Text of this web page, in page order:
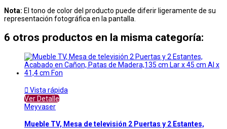
Nota: El tono de color del producto puede diferir ligeramente de su
representación fotográfica en la pantalla.
6 otros productos en la misma categoría:
 Vista rápida
Ver Detalle
Meyvaser
Mueble TV, Mesa de televisión 2 Puertas y 2 Estantes,